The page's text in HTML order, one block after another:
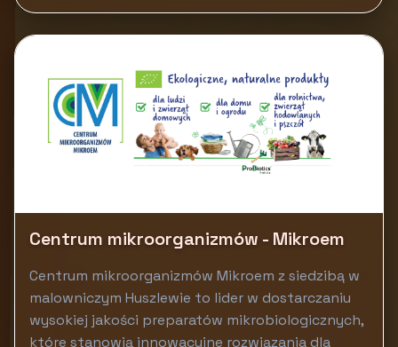
Centrum mikroorganizmów - Mikroem
Centrum mikroorganizmów Mikroem z siedzibą w
malowniczym Huszlewie to lider w dostarczaniu
wysokiej jakości preparatów mikrobiologicznych,
które stanowią innowacyjne rozwiązania dla